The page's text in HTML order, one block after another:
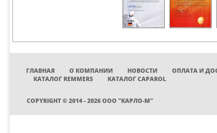
ГЛАВНАЯ О КОМПАНИИ НОВОСТИ
ОПЛАТА И
КАТАЛОГ REMMERS
КАТАЛОГ CAPAROL
COPYRIGHT © 2014 - 2026 ООО "КАРЛО-М"